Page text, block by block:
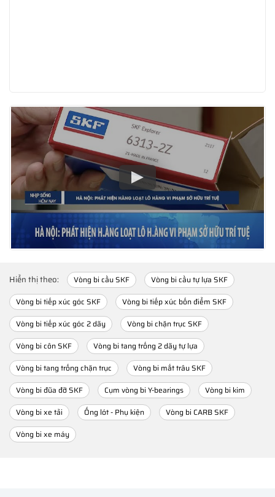
Hiển thị theo: Vòng bi cầu SKF
Vòng bi cầu tự lựa SKF
Vòng bi tiếp xúc góc SKF
Vòng bi tiếp xúc bốn điểm SKF
Vòng bi tiếp xúc góc 2 dãy
Vòng bi chặn trục SKF
Vòng bi côn SKF
Vòng bi tang trống 2 dãy tự lựa
Vòng bi tang trống chặn trục
Vòng bi mắt trâu SKF
Vòng bi đũa đỡ SKF
Cụm vòng bi Y-bearings
Vòng bi kim
Vòng bi xe tải
Ống lót - Phụ kiện
Vòng bi CARB SKF
Vòng bi xe máy